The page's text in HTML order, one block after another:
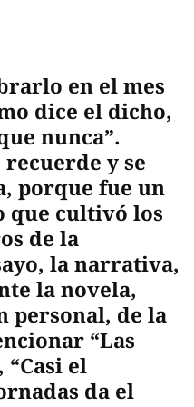
en el mes
dice el dicho,
nunca”.
recuerde y se
porque fue un
cultivó los
de la
la narrativa,
la novela,
personal, de la
“Las
el
da el